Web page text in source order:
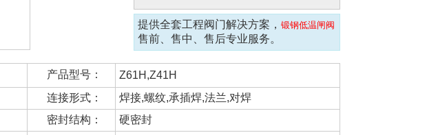
提供全套工程阀门解决方案， 锻钢低温闸阀
售前、售中、售后专业服务。
产品型号：
Z61H,Z41H
连接形式：
焊接,螺纹,承插焊,法兰,对焊
密封结构：
硬密封